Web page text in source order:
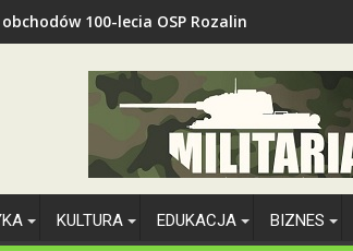
100-lecia OSP Rozalin
KULTURA EDUKACJA BIZNES